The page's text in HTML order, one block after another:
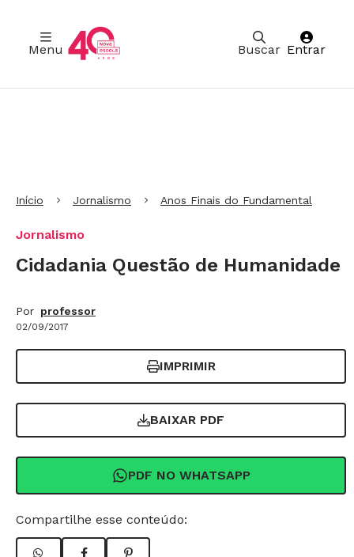
Buscar
Menu Entrar
Início Jornalismo Anos Finais do Fundamental
Jornalismo
Cidadania Questão de Humanidade
Por professor
02/09/2017
IMPRIMIR
BAIXAR PDF
PDF NO WHATSAPP
Compartilhe esse conteúdo: